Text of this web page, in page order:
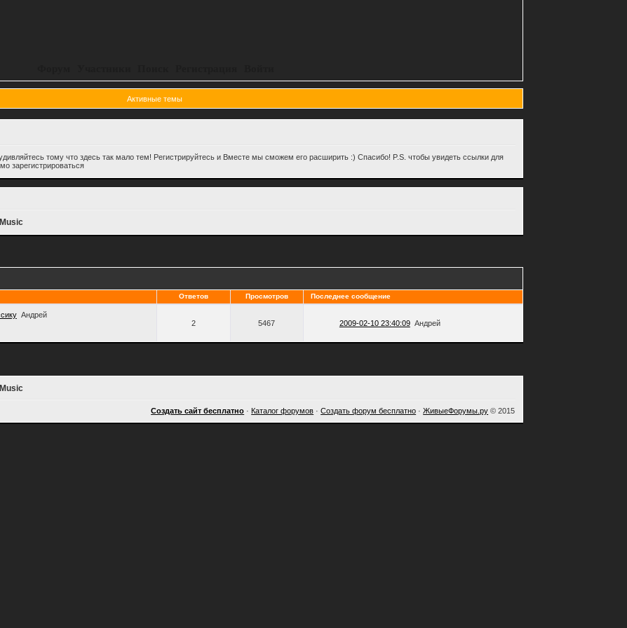
Активные темы
тому что здесь так мало тем! Регистрируйтесь и Вместе мы сможем его расширить :) Спасибо! P.S. чтобы увидеть ссылки для
зарегистрироваться
Ответов Просмотров Последнее сообщение
Андрей
2
5467 2009-02-10 23:40:09 Андрей
Создать сайт бесплатно · Каталог форумов ·Создать форум бесплатно ·ЖивыеФорумы.ру © 2015